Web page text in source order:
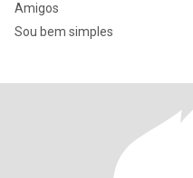
Amigos
Sou bem simples